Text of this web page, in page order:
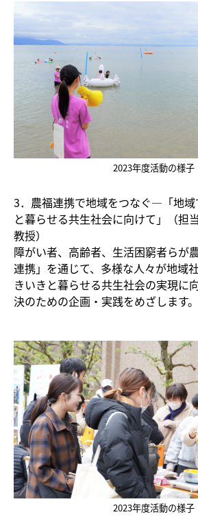
2023年度活動の様子
3．農福連携で地域をつなぐ―「地域
と暮らせる共生社会に向けて」（担
教授）
障がい者、高齢者、生活困窮者らが
連携」を通じて、多様な人々が地域
きいきと暮らせる共生社会の実現に
決のための企画・実践をめざします。
2023年度活動の様子